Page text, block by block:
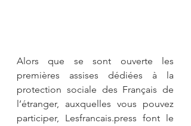
Alors que se sont ouverte les
premières assises dédiées à la
protection sociale des Français de
l’étranger, auxquelles vous pouvez
participer, Lesfrancais.press font le